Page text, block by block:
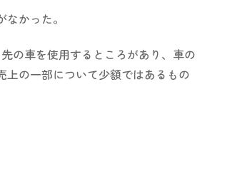
かった。
の車を使用するところがあり、車の
上の一部について少額ではあるもの